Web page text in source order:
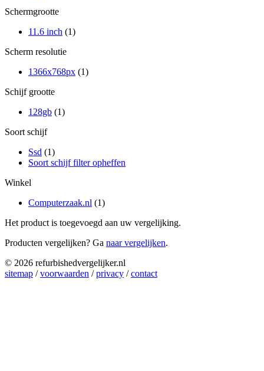
Schermgrootte
11.6 inch (1)
Scherm resolutie
1366x768px (1)
Schijf grootte
128gb (1)
Soort schijf
Ssd (1)
Soort schijf filter opheffen
Winkel
Computerzaak.nl (1)
Het product is toegevoegd aan uw vergelijking.
Producten vergelijken? Ga naar vergelijken.
© 2026 refurbishedvergelijker.nl
sitemap /voorwaarden /privacy /contact